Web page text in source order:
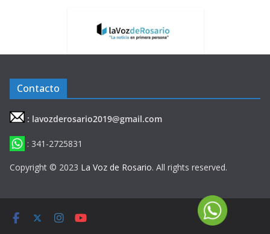
Contacto
: lavozderosario2019@gmail.com
: 341-2725831
Copyright © 2023 La Voz de Rosario. All rights reserved.